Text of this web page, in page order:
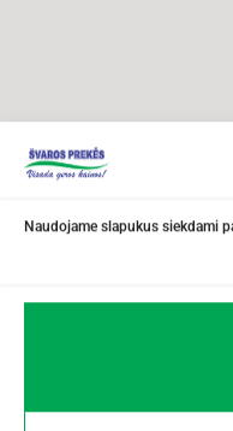
Naudojame slapukus siekdami